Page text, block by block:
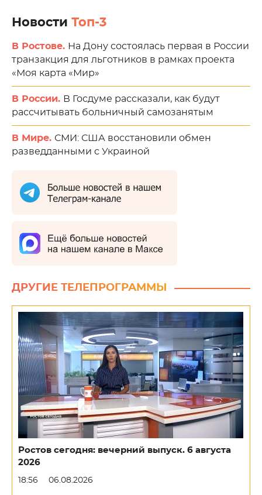
Новости Топ-3
В Ростове. На Дону состоялась первая в России
транзакция для льготников в рамках проекта
«Моя карта «Мир»
В России. В Госдуме рассказали, как будут
рассчитывать больничный самозанятым
В Мире. СМИ: США восстановили обмен
разведданными с Украиной
ДРУГИЕ ТЕЛЕПРОГРАММЫ
Ростов сегодня: вечерний выпуск. 6 августа
2026
18:56 06.08.2026